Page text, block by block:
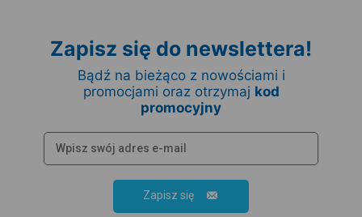
Zapisz się do newslettera!
Bądź na bieżąco z nowościami i
promocjami oraz otrzymaj kod
promocyjny
Zapisz się